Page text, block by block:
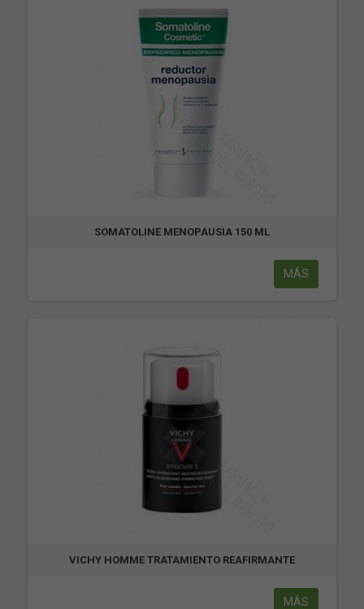
SOMATOLINE MENOPAUSIA 150 ML
MÁS
VICHY HOMME TRATAMIENTO REAFIRMANTE
MÁS